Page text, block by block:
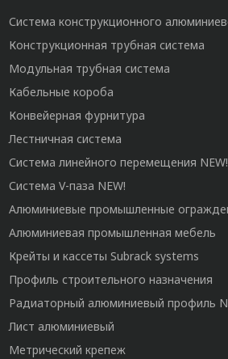
Система конструкционного
Конструкционная трубная система
Модульная трубная система
Кабельные короба
Конвейерная фурнитура
Лестничная система
Система линейного перемещения NEW!
Система V-паза NEW!
Алюминиевые промышленные
Алюминиевая промышленная мебель
Крейты и кассеты Subrack systems
Профиль строительного назначения
Радиаторный алюминиевый профиль
Лист алюминиевый
Метрический крепеж